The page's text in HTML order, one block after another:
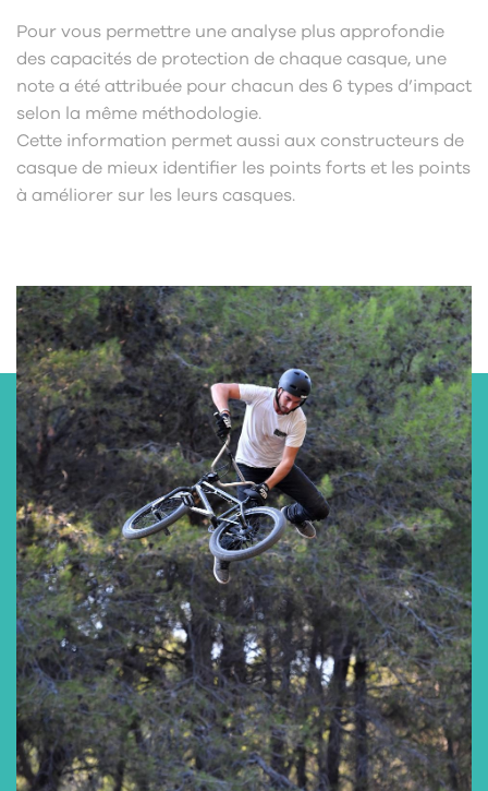
Pour vous permettre une analyse plus approfondie
des capacités de protection de chaque casque, une
note a été attribuée pour chacun des 6 types d’impact
selon la même méthodologie.
Cette information permet aussi aux constructeurs de
casque de mieux identifier les points forts et les points
à améliorer sur les leurs casques.